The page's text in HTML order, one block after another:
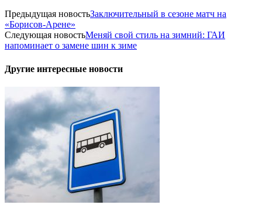
Предыдущая новостьЗаключительный в сезоне матч на
«Борисов-Арене»
Следующая новостьМеняй свой стиль на зимний: ГАИ
напоминает о замене шин к зиме
Другие интересные новости